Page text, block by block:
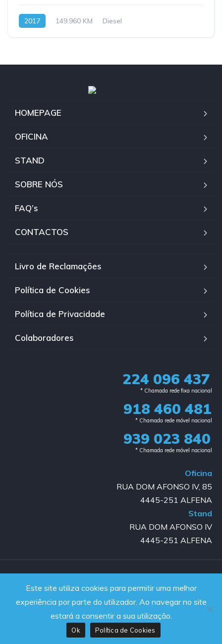
2017 149.960 KM Diesel
HOMEPAGE
OFICINA
STAND
SOBRE NÓS
FAQ’s
CONTACTOS
Livro de Reclamações
Política de Cookies
Política de Privacidade
Colaboradores
224 096 437
* Chamada rede fixa nacional​
918 460 481
* Chamada rede móvel nacional
939 023 840​
* Chamada rede móvel nacional
Oficina
RUA DOM AFONSO IV, 85
4445-251 ALFENA
Stand
RUA DOM AFONSO IV
4445-251 ALFENA
Powered by JanelaWeb
Este site utiliza cookies para permitir uma melhor
experiência por parte do utilizador. Ao navegar no site
estará a consentir a sua utilização.
Ok Política de Cookies